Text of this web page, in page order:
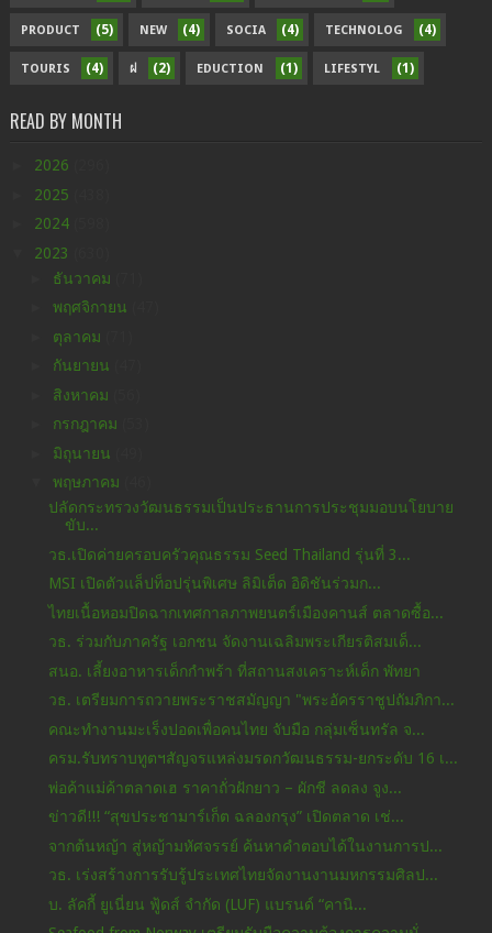
PRODUCT (5) NEW (4) SOCIA (4) TECHNOLOG (4)
TOURIS (4) ฝ (2) EDUCTION (1) LIFESTYL (1)
READ BY MONTH
2026
2025
2024
2023
ธันวาคม
พฤศจิกายน
ตุลาคม
กันยายน
สิงหาคม
กรกฎาคม
มิถุนายน
พฤษภาคม
ปลัดกระทรวงวัฒนธรรมเป็นประธานการประชุมมอบนโยบาย
ขับ...
วธ.เปิดค่ายครอบครัวคุณธรรม Seed Thailand รุ่นที่ 3...
MSI เปิดตัวแล็ปท็อปรุ่นพิเศษ ลิมิเต็ด อิดิชันร่วมก...
ไทยเนื้อหอมปิดฉากเทศกาลภาพยนตร์เมืองคานส์ ตลาดซื้อ...
วธ. ร่วมกับภาครัฐ เอกชน จัดงานเฉลิมพระเกียรติสมเด็...
สนอ. เลี้ยงอาหารเด็กกำพร้า ที่สถานสงเคราะห์เด็ก พัทยา
วธ. เตรียมการถวายพระราชสมัญญา "พระอัครราชูปถัมภิกา...
คณะทำงานมะเร็งปอดเพื่อคนไทย จับมือ กลุ่มเซ็นทรัล จ...
ครม.รับทราบทูตฯสัญจรแหล่งมรดกวัฒนธรรม-ยกระดับ 16 เ...
พ่อค้าแม่ค้าตลาดเฮ ราคาถั่วฝักยาว – ผักชี ลดลง จูง...
ข่าวดี!!! “สุขประชามาร์เก็ต ฉลองกรุง” เปิดตลาด เช่...
จากต้นหญ้า สู่หญ้ามหัศจรรย์ ค้นหาคำตอบได้ในงานการป...
วธ. เร่งสร้างการรับรู้ประเทศไทยจัดงานงานมหกรรมศิลป...
บ. ลัคกี้ ยูเนี่ยน ฟู้ดส์ จำกัด (LUF) แบรนด์ “คานิ...